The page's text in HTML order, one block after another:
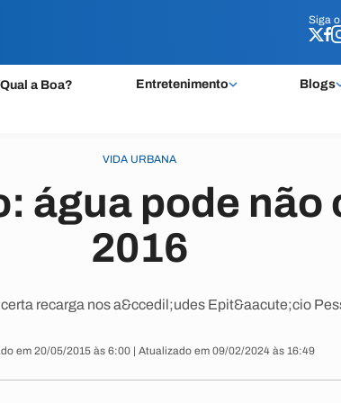
Siga o
Qual a Boa? Entretenimento Blogs
Siga o
VIDA URBANA
água pode não
2016
recarga nos a&ccedil;udes Epit&aacute;cio
em 20/05/2015 às 6:00 | Atualizado em 09/02/2024 às 16:49